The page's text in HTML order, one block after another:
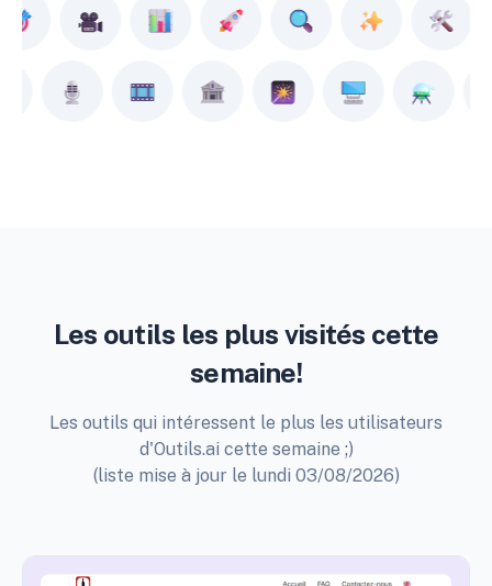
Les outils les plus visités cette
semaine!
Les outils qui intéressent le plus les utilisateurs
d'Outils.ai cette semaine ;)
(liste mise à jour le lundi 03/08/2026)